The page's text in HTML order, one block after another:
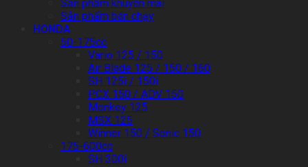
Sản phẩm khuyến mãi
Sản phẩm bán chạy
HONDA
50-175cc
Vario 125 / 150
Air Blade 125 / 150 / 160
SH 125i / 150i
PCX 150 / ADV 150
Monkey 125
MSX 125
Winner 150 / Sonic 150
175-600cc
SH 300i